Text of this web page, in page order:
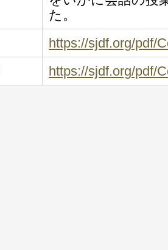
た。
https://sjdf.org/pdf/
https://sjdf.org/pdf/